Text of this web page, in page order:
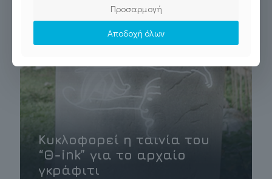
Κυκλοφορεί η ταινία του
“Θ-ink” για το αρχαίο
γκράφιτι
Προσαρμογή
Αποδοχή όλων